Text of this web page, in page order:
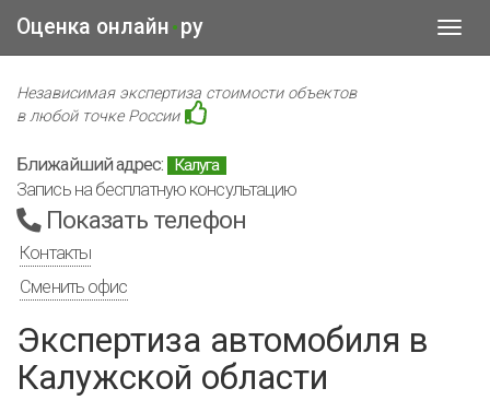
Оценка онлайн • ру
Независимая экспертиза стоимости объектов
в любой точке России
Ближайший адрес: Калуга
Запись на бесплатную консультацию
Показать телефон
Контакты
Сменить офис
Экспертиза автомобиля в
Калужской области